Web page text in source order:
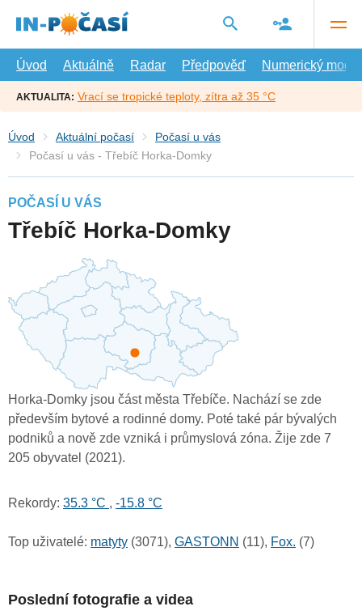
hlavní
Úvod
Aktuálně Radar Předpověď Numerický model
AKTUALITA: Vrací se tropické teploty, zítra až 35 °C
Úvod Aktuální počasí
Počasí u vás
Počasí u vás - Třebíč Horka-Domky
POČASÍ U VÁS
Třebíč Horka-Domky
Horka-Domky jsou část města Třebíče. Nachází se zde
především bytové a rodinné domy. Poté také pár bývalých
podniků a nově zde vzniká i průmyslová zóna. Žije zde 7
205 obyvatel (2021).
Rekordy: 35.3 °C , -15.8 °C
Top uživatelé: matyty (3071), GASTONN (11), Fox. (7)
Poslední fotografie a videa